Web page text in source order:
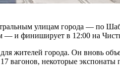
улицам города — по
— и финиширует в 12:00 на
жителей города. Он вновь
вагонов, некоторые